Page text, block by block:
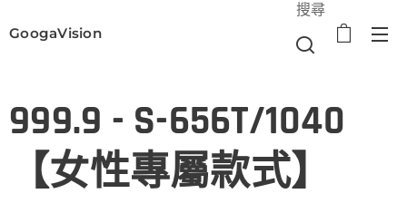
GoogaVision
搜尋
999.9 - S-656T/1040
【女性專屬款式】